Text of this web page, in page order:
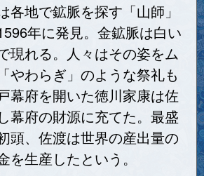
地で鉱脈を探す「山師」
年に発見。金鉱脈は白い
現れる。人々はその姿をム
やわらぎ」のような祭礼も
幕府を開いた徳川家康は佐
幕府の財源に充てた。最盛
頭、佐渡は世界の産出量の
を生産したという。